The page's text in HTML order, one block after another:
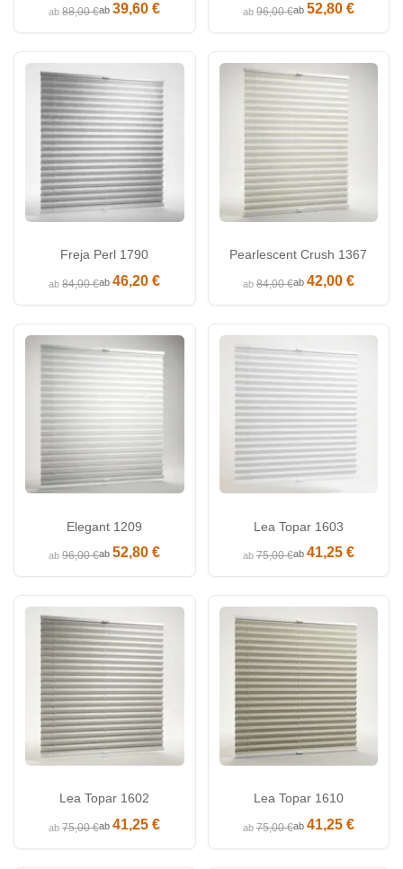
ab88,00 €ab39,60 € ab96,00 €ab 52,80 €
Freja Perl 1790
ab84,00 €ab46,20 €
Pearlescent Crush 1367
ab84,00 €ab 42,00 €
Elegant 1209
ab96,00 €ab52,80 €
Lea Topar 1603
ab75,00 €ab 41,25 €
Lea Topar 1602
ab75,00 €ab41,25 €
Lea Topar 1610
ab75,00 €ab 41,25 €